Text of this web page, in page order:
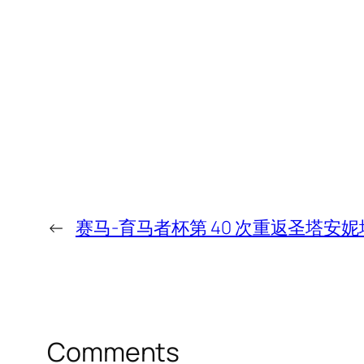
← 赛马-育马者杯第 40 次重返圣塔安妮
Comments